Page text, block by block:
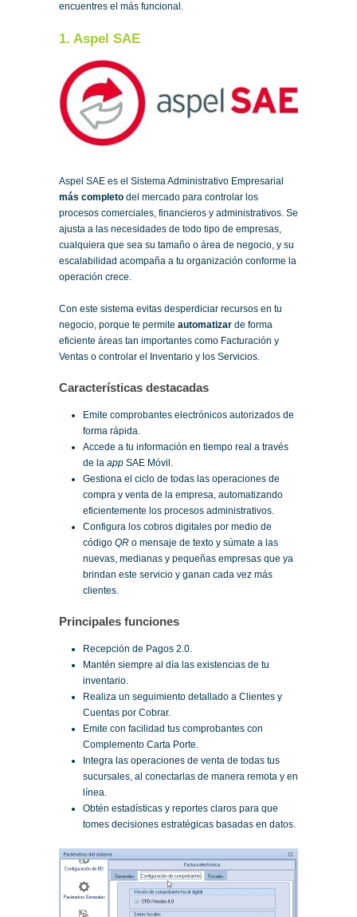
encuentres el más funcional.
1. Aspel SAE
Aspel SAE es el Sistema Administrativo Empresarial
más completo del mercado para controlar los
procesos comerciales, financieros y administrativos. Se
ajusta a las necesidades de todo tipo de empresas,
cualquiera que sea su tamaño o área de negocio, y su
escalabilidad acompaña a tu organización conforme la
operación crece.
Con este sistema evitas desperdiciar recursos en tu
negocio, porque te permite automatizar de forma
eficiente áreas tan importantes como Facturación y
Ventas o controlar el Inventario y los Servicios.
Características destacadas
Emite comprobantes electrónicos autorizados de
forma rápida.
Accede a tu información en tiempo real a través
de la app SAE Móvil.
Gestiona el ciclo de todas las operaciones de
compra y venta de la empresa, automatizando
eficientemente los procesos administrativos.
Configura los cobros digitales por medio de
código QR o mensaje de texto y súmate a las
nuevas, medianas y pequeñas empresas que ya
brindan este servicio y ganan cada vez más
clientes.
Principales funciones
Recepción de Pagos 2.0.
Mantén siempre al día las existencias de tu
inventario.
Realiza un seguimiento detallado a Clientes y
Cuentas por Cobrar.
Emite con facilidad tus comprobantes con
Complemento Carta Porte.
Integra las operaciones de venta de todas tus
sucursales, al conectarlas de manera remota y en
línea.
Obtén estadísticas y reportes claros para que
tomes decisiones estratégicas basadas en datos.